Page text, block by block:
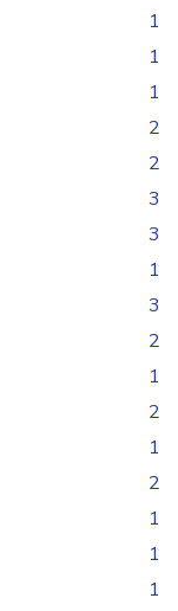
1
1
1
2
2
3
3
1
3
2
1
2
1
2
1
1
1